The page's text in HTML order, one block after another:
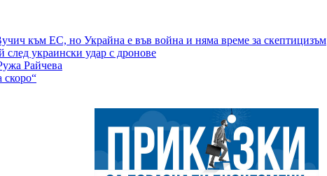
към ЕС, но Украйна е във война и няма време за скептицизъм
украински удар с дронове
Райчева